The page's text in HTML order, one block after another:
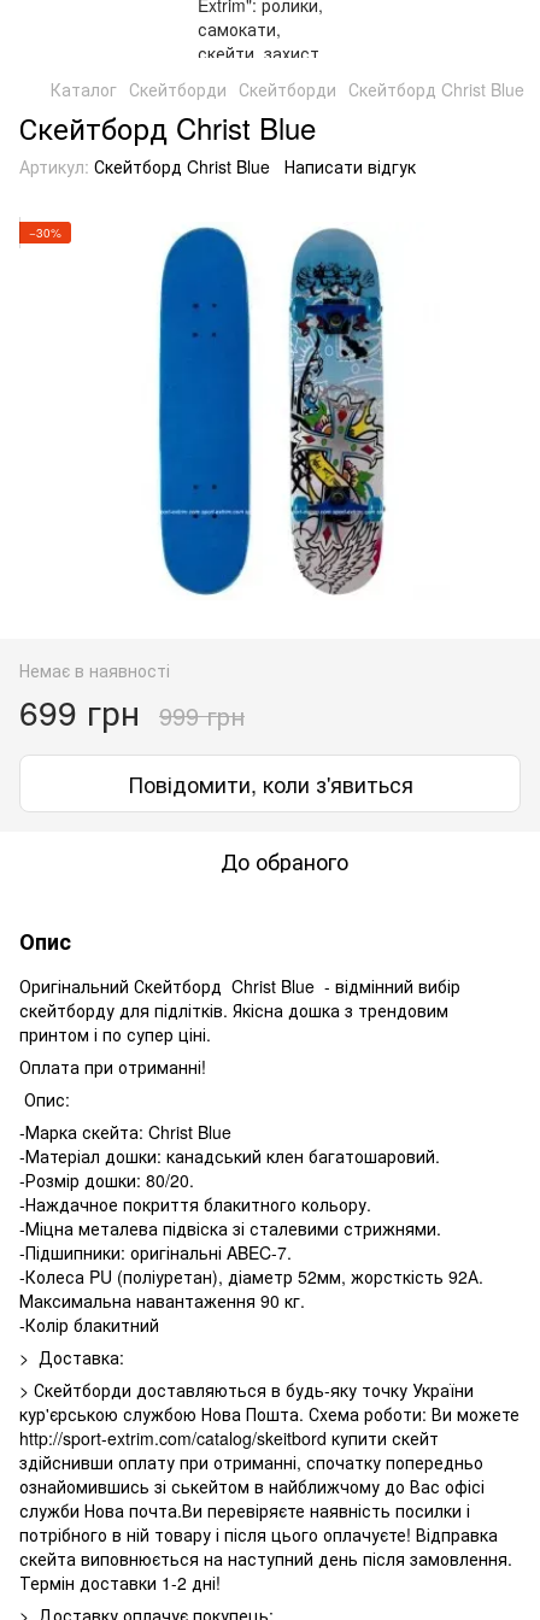
Каталог Скейтборди Скейтборди Скейтборд Christ Blue
Скейтборд Christ Blue
Артикул: Скейтборд Christ Blue Написати відгук
−30%
Немає в наявності
699 грн 999 грн
Повідомити, коли з'явиться
До обраного
Опис
Оригінальний Скейтборд Christ Blue - відмінний вибір
скейтборду для підлітків. Якісна дошка з трендовим
принтом і по супер ціні.
Оплата при отриманні!
Опис:
-Марка скейта: Christ Blue
-Матеріал дошки: канадський клен багатошаровий.
-Розмір дошки: 80/20.
-Наждачное покриття блакитного кольору.
-Міцна металева підвіска зі сталевими стрижнями.
-Підшипники: оригінальні ABEC-7.
-Колеса PU (поліуретан), діаметр 52мм, жорсткість 92А.
Максимальна навантаження 90 кг.
-Колір блакитний
> Доставка:
> Скейтборди доставляються в будь-яку точку України
кур'єрською службою Нова Пошта. Схема роботи: Ви можете
http://sport-extrim.com/catalog/skeitbord купити скейт
здійснивши оплату при отриманні, спочатку попередньо
ознайомившись зі ськейтом в найближчому до Вас офісі
служби Нова почта.Ви перевіряєте наявність посилки і
потрібного в ній товару і після цього оплачуєте! Відправка
скейта виповнюється на наступний день після замовлення.
Термін доставки 1-2 дні!
> Доставку оплачує покупець: